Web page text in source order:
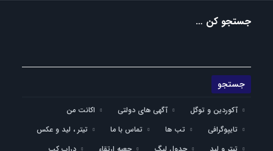
جستجو کن …
آکوردین و توگل آگهی های دولتی
اکانت من
تایپوگرافی
تب ها تماس با ما
تیتر ، لید و عکس